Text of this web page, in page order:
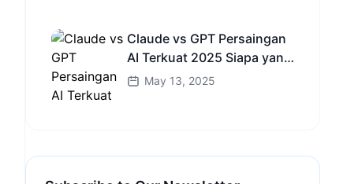
Claude vs GPT Persaingan
AI Terkuat 2025 Siapa yang
Lebih Cerdas?
May 13, 2025